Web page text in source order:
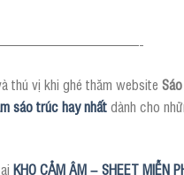
thú vị khi ghé thăm website
sáo trúc hay nhấtdành cho
KHO CẢM ÂM – SHEET MIỄN